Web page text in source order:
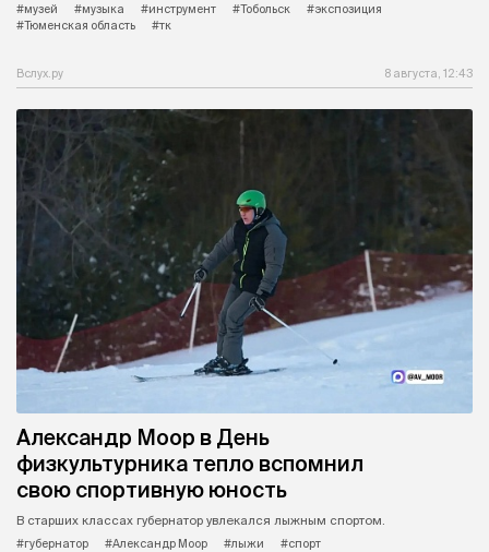
#музей
#музыка #инструмент #Тобольск
#экспозиция
#Тюменская область
#тк
Вслух.ру 8 августа, 12:43
Александр Моор в День
физкультурника тепло вспомнил
свою спортивную юность
В старших классах губернатор увлекался лыжным спортом.
#губернатор
#Александр Моор #лыжи
#спорт